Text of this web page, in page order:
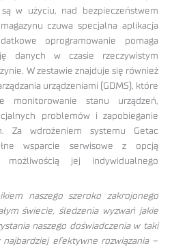
w użyciu, nad bezpieczeństwem
czuwa specjalna aplikacja
oprogramowanie pomaga
danych w czasie rzeczywistym
W zestawie znajduje się również
urządzeniami (GDMS), które
monitorowanie stanu urządzeń,
problemów i zapobieganie
Za wdrożeniem systemu Getac
wsparcie serwisowe z opcją
jej indywidualnego
naszego szeroko zakrojonego
świecie, śledzenia wyzwań jakie
naszego doświadczenia w taki
efektywne rozwiązania–